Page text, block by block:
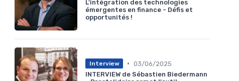
L'intégration des technologies
émergentes en finance - Défis et
opportunités !
Interview • 03/06/2025
INTERVIEW de Sébastien Biedermann